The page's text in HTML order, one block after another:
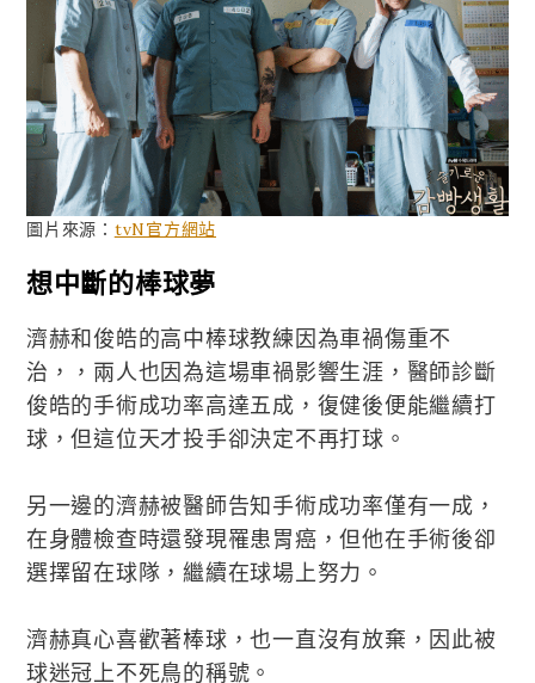
圖片來源： tvN官方網站
想中斷的棒球夢
濟赫和俊皓的高中棒球教練因為車禍傷重不
治，，兩人也因為這場車禍影響生涯，醫師診斷
俊皓的手術成功率高達五成，復健後便能繼續打
球，但這位天才投手卻決定不再打球。
另一邊的濟赫被醫師告知手術成功率僅有一成，
在身體檢查時還發現罹患胃癌，但他在手術後卻
選擇留在球隊，繼續在球場上努力。
濟赫真心喜歡著棒球，也一直沒有放棄，因此被
球迷冠上不死鳥的稱號。